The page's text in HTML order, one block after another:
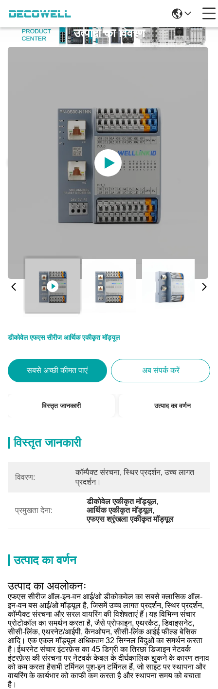
उत्पादों का विवरण
डीकोवेल एफएस सीरीज आर्थिक एकीकृत मॉड्यूल
सबसे अच्छी कीमत पाएं अब संपर्क करें
विस्तृत जानकारी उत्पाद का वर्णन
विस्तृत जानकारी
विवरण:
कॉम्पैक्ट संरचना, स्थिर प्रदर्शन, उच्च लागत
प्रदर्शन।
प्रमुखता देना:
डीकोवेल एकीकृत मॉड्यूल,
आर्थिक एकीकृत मॉड्यूल,
एफएस श्रृंखला एकीकृत मॉड्यूल
उत्पाद का वर्णन
उत्पाद का अवलोकनः
एफएस सीरीज ऑल-इन-वन आई/ओ डीकोकवेल का सबसे क्लासिक ऑल-
इन-वन बस आई/ओ मॉड्यूल है, जिसमें उच्च लागत प्रदर्शन, स्थिर प्रदर्शन,
कॉम्पैक्ट संरचना और सरल वायरिंग की विशेषताएं हैं।यह विभिन्न संचार
प्रोटोकॉल का समर्थन करता है, जैसे प्रोफाइन, एथरकैट, डिवाइसनेट,
सीसी-लिंक, एथरनेट/आईपी, कैनओपन, सीसी-लिंक आईई फील्ड बेसिक
आदि। एक एकल मॉड्यूल अधिकतम 32 सिग्नल बिंदुओं का समर्थन करता
है।ईथरनेट संचार इंटरफ़ेस का 45 डिग्री का तिरछा डिजाइन नेटवर्क
इंटरफ़ेस की संरचना पर नेटवर्क केबल के दीर्घकालिक झुकने के कारण तनाव
को कम करता हैसभी टर्मिनल पुश-इन टर्मिनल हैं, जो साइट पर स्थापना और
वायरिंग के कार्यभार को काफी कम करता है और स्थापना समय को बचाता
है।